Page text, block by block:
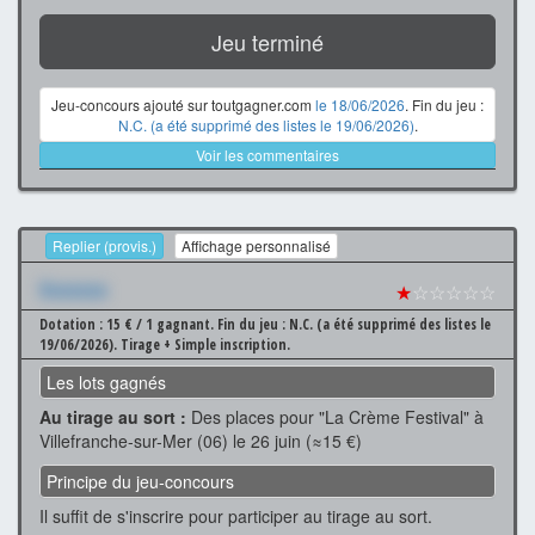
Jeu terminé
Jeu-concours ajouté sur toutgagner.com le 18/06/2026. Fin du jeu :
N.C. (a été supprimé des listes le 19/06/2026).
Voir les commentaires
Replier (provis.) Affichage personnalisé
Xxxxxxx ★☆☆☆☆☆
Dotation : 15 € / 1 gagnant. Fin du jeu : N.C. (a été supprimé des listes le
19/06/2026). Tirage + Simple inscription.
Les lots gagnés
Au tirage au sort : Des places pour "La Crème Festival" à
Villefranche-sur-Mer (06) le 26 juin (≈15 €)
Principe du jeu-concours
Il suffit de s'inscrire pour participer au tirage au sort.